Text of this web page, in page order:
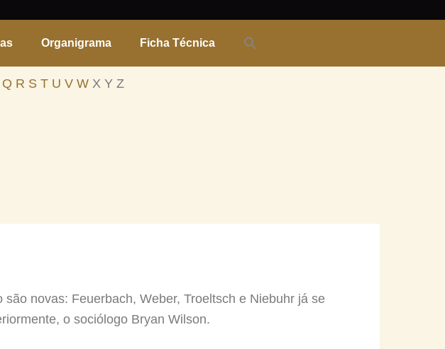
Organigrama Ficha Técnica
Q R S T U V W X Y Z
novas: Feuerbach, Weber, Troeltsch e Niebuhr já se
o sociólogo Bryan Wilson.